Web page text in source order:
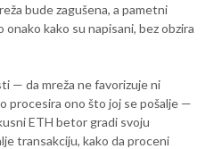
bude zagušena, a pametni
kako su napisani, bez obzira
— da mreža ne favorizuje ni
procesira ono što joj se pošalje —
ETH bеtor gradi svoju
transakciju, kako da proceni